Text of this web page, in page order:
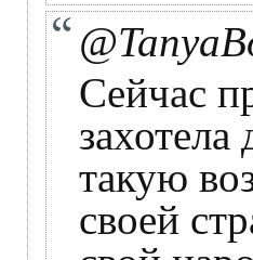
Сейчас
захотела
такую
своей